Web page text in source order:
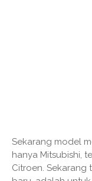
Sekarang model
hanya Mitsubishi,
Citroen. Sekarang